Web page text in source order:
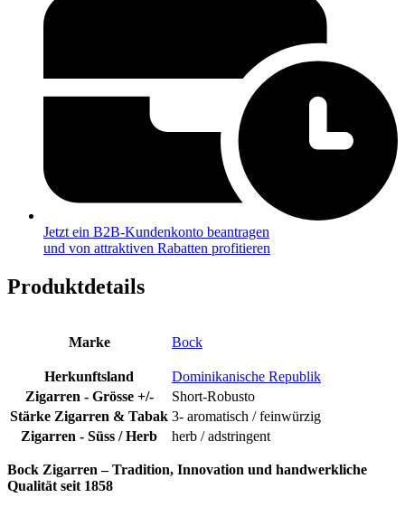
Jetzt ein B2B-Kundenkonto beantragen
und von attraktiven Rabatten profitieren
Produktdetails
Marke Bock
Herkunftsland
Dominikanische Republik
Zigarren - Grösse +/-
Short-Robusto
Stärke Zigarren & Tabak 3- aromatisch / feinwürzig
Zigarren - Süss / Herb
herb / adstringent
Bock Zigarren – Tradition, Innovation und handwerkliche
Qualität seit 1858